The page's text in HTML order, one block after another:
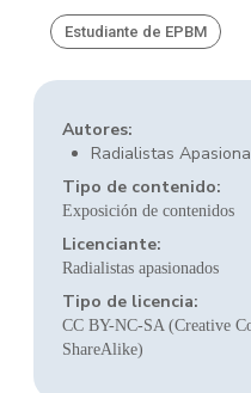
Estudiante de EPBM
Autores:
Radialistas
Tipo de contenido:
Exposición de contenidos
Licenciante:
Radialistas apasionados
Tipo de licencia:
CC BY-NC-SA (Creative
ShareAlike)